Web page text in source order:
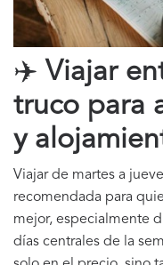
✈️ Viajar
truco para
y
Viajar de martes a
recomendada para
mejor, especialmente
días centrales de la